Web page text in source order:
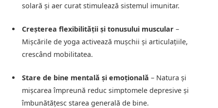
solară și aer curat stimulează sistemul imunitar.
Creșterea flexibilității și tonusului muscular –
Mișcările de yoga activează mușchii și articulațiile,
crescând mobilitatea.
Stare de bine mentală și emoțională – Natura și
mișcarea împreună reduc simptomele depresive și
îmbunătățesc starea generală de bine.